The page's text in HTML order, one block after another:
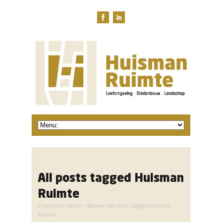
All posts tagged Huisman
Ruimte
U bent hier: Home / Nieuws/ All posts tagged Huisman
Ruimte